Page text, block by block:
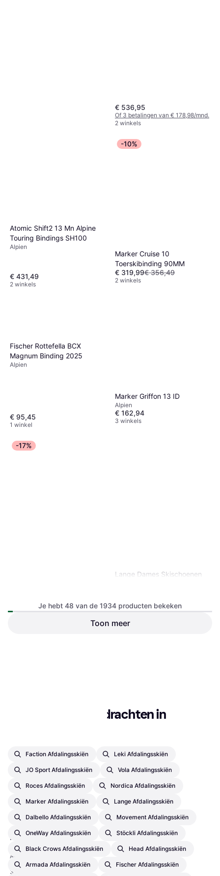
2 winkels
€ 536,95
Of 3 betalingen van € 178,98/mnd.
2 winkels
Atomic Shift2 13 Mn Alpine
Touring Bindings SH100
Alpien
€ 431,49
2 winkels
-10%
Marker Cruise 10
Toerskibinding 90MM
€ 319,99€ 356,49
2 winkels
Fischer Rottefella BCX
Magnum Binding 2025
Alpien
€ 95,45
1 winkel
Marker Griffon 13 ID
Alpien
€ 162,94
3 winkels
-17%
K2 Skistokken Power
Composite (110cm Gun
Metal)
Afdalings-skistok, Senior
€ 24,99€ 29,99
3 winkels
Lange Dames Skischoenen
Je hebt 48 van de 1934 producten bekeken
Toon meer
Populaire zoekopdrachten in
Faction Afdalingsskiën Leki Afdalingsskiën
JO Sport Afdalingsskiën Vola Afdalingsskiën
Roces Afdalingsskiën Nordica Afdalingsskiën
Marker Afdalingsskiën Lange Afdalingsskiën
Dalbello Afdalingsskiën Movement Afdalingsskiën
OneWay Afdalingsskiën Stöckli Afdalingsskiën
Black Crows Afdalingsskiën Head Afdalingsskiën
Armada Afdalingsskiën Fischer Afdalingsskiën